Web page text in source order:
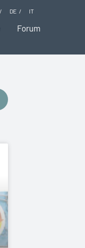
DE IT
Forum